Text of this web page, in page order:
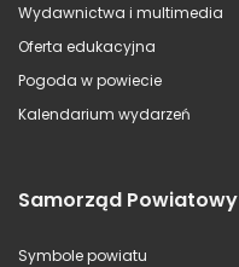
Wydawnictwa i multimedia
Oferta edukacyjna
Pogoda w powiecie
Kalendarium wydarzeń
Samorząd Powiatowy
Symbole powiatu